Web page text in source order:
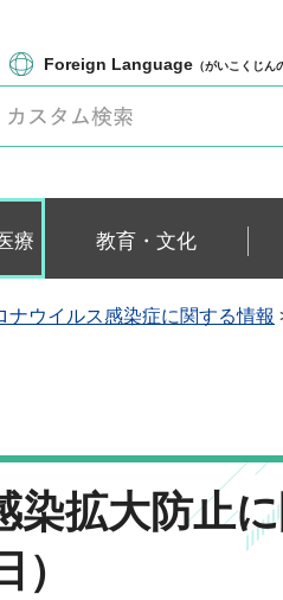
Foreign Language （がいこくじん
療 教育・文化
ナウイルス感染症に関する情報
染拡大防止